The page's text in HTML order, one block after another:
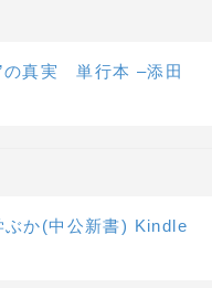
の真実 単行本 –添田
か(中公新書) Kindle